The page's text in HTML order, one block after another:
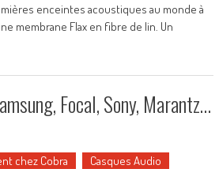
enceintes acoustiques au monde à
membrane Flax en fibre de lin. Un
Focal, Sony, Marantz…
chez Cobra
Casques Audio